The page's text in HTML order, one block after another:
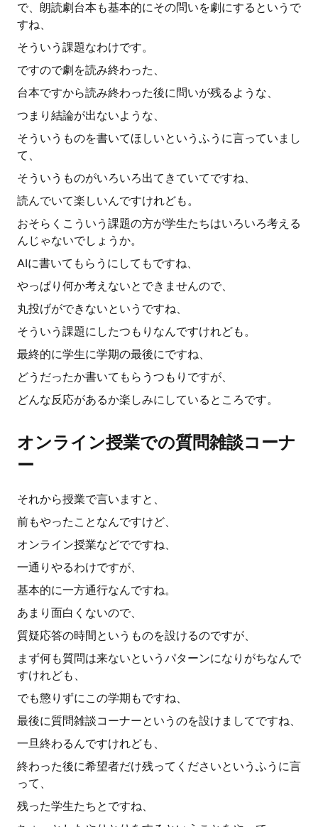
で、朗読劇台本も基本的にその問いを劇にするというで
すね、
そういう課題なわけです。
ですので劇を読み終わった、
台本ですから読み終わった後に問いが残るような、
つまり結論が出ないような、
そういうものを書いてほしいというふうに言っていまし
て、
そういうものがいろいろ出てきていてですね、
読んでいて楽しいんですけれども。
おそらくこういう課題の方が学生たちはいろいろ考える
んじゃないでしょうか。
AIに書いてもらうにしてもですね、
やっぱり何か考えないとできませんので、
丸投げができないというですね、
そういう課題にしたつもりなんですけれども。
最終的に学生に学期の最後にですね、
どうだったか書いてもらうつもりですが、
どんな反応があるか楽しみにしているところです。
オンライン授業での質問雑談コーナ
ー
それから授業で言いますと、
前もやったことなんですけど、
オンライン授業などでですね、
一通りやるわけですが、
基本的に一方通行なんですね。
あまり面白くないので、
質疑応答の時間というものを設けるのですが、
まず何も質問は来ないというパターンになりがちなんで
すけれども、
でも懲りずにこの学期もですね、
最後に質問雑談コーナーというのを設けましてですね、
一旦終わるんですけれども、
終わった後に希望者だけ残ってくださいというふうに言
って、
残った学生たちとですね、